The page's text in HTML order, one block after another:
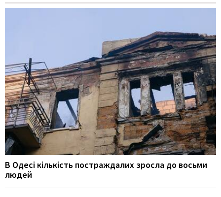
В Одесі кількість постраждалих зросла до восьми
людей